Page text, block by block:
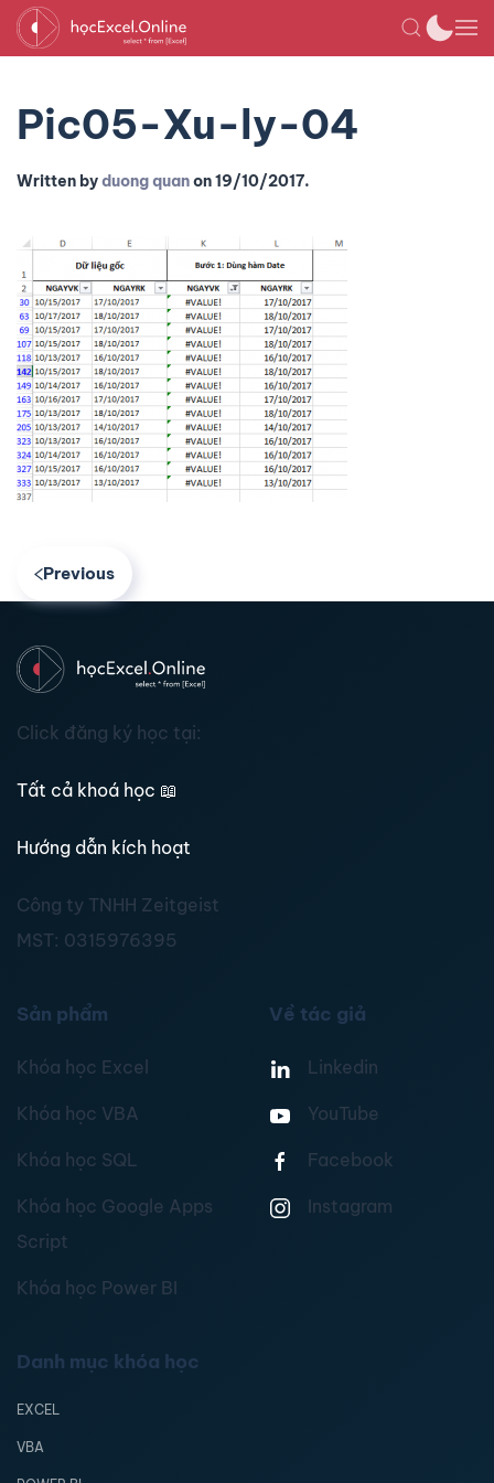
Pic05-Xu-ly-04
Written byduong quanon19/10/2017.
Previous
Click đăng ký học tại:
Tất cả khoá học 📖
Hướng dẫn kích hoạt
Công ty TNHH Zeitgeist
MST: 0315976395
Sản phẩm
Khóa học Excel
Khóa học VBA
Khóa học SQL
Khóa học Google Apps
Script
Khóa học Power BI
Về tác giả
Linkedin
YouTube
Facebook
Instagram
Danh mục khóa học
EXCEL
VBA